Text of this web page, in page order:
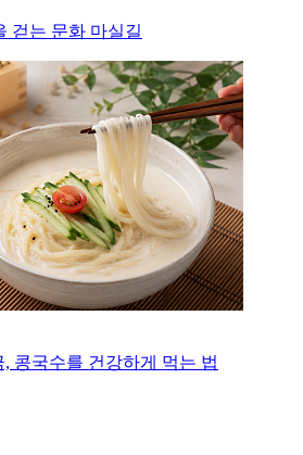
걷는 문화 마실길
, 콩국수를 건강하게 먹는 법